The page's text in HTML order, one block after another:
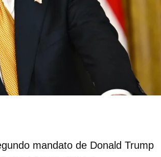
mandato de Donald Trump